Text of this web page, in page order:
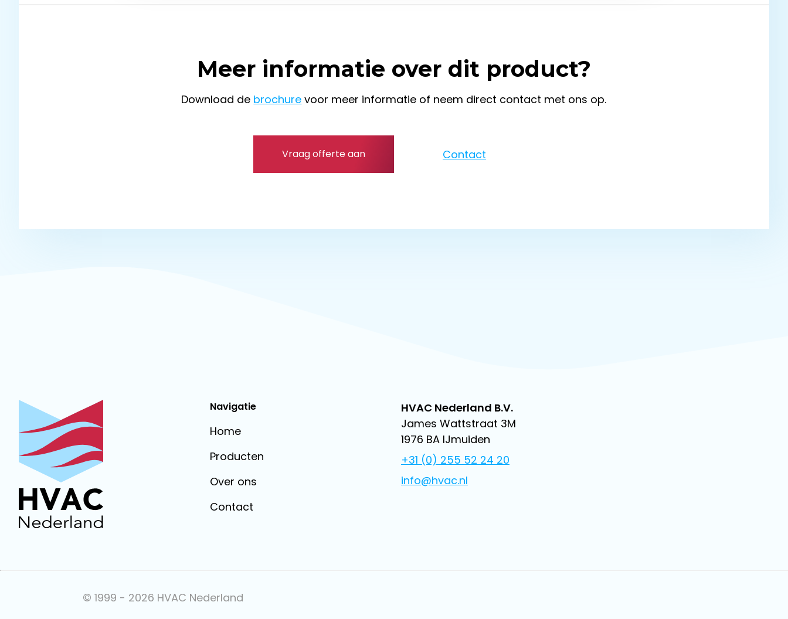
Meer informatie over dit product?
Download de brochure voor meer informatie of neem direct contact met ons op.
Vraag offerte aan Contact
Navigatie
Home
Producten
Over ons
Contact
HVAC Nederland B.V.
James Wattstraat 3M
1976 BA IJmuiden
+31 (0) 255 52 24 20
info@hvac.nl
© 1999 - 2026 HVAC Nederland